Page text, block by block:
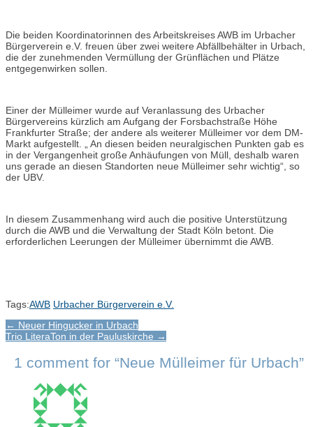
Die beiden Koordinatorinnen des Arbeitskreises AWB im Urbacher
Bürgerverein e.V. freuen über zwei weitere Abfällbehälter in Urbach,
die der zunehmenden Vermüllung der Grünflächen und Plätze
entgegenwirken sollen.
Einer der Mülleimer wurde auf Veranlassung des Urbacher
Bürgervereins kürzlich am Aufgang der Forsbachstraße Höhe
Frankfurter Straße; der andere als weiterer Mülleimer vor dem DM-
Markt aufgestellt. „ An diesen beiden neuralgischen Punkten gab es
in der Vergangenheit große Anhäufungen von Müll, deshalb waren
uns gerade an diesen Standorten neue Mülleimer sehr wichtig“, so
der UBV.
In diesem Zusammenhang wird auch die positive Unterstützung
durch die AWB und die Verwaltung der Stadt Köln betont. Die
erforderlichen Leerungen der Mülleimer übernimmt die AWB.
Tags:AWB Urbacher Bürgerverein e.V.
Post
navigation
← Neuer Hingucker in Urbach
Trio LiteraTon in der Pauluskirche →
1 comment for “Neue Mülleimer für Urbach”